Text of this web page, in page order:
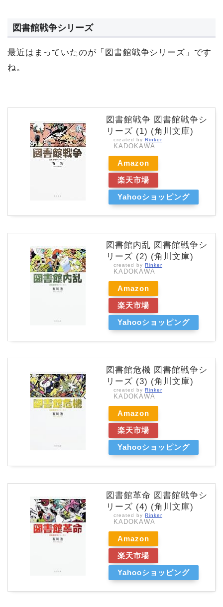
図書館戦争シリーズ
最近はまっていたのが「図書館戦争シリーズ」です
ね。
図書館戦争 図書館戦争シ
リーズ (1) (角川文庫)
created by Rinker
KADOKAWA
Amazon
楽天市場
Yahooショッピング
図書館内乱 図書館戦争シ
リーズ (2) (角川文庫)
created by Rinker
KADOKAWA
Amazon
楽天市場
Yahooショッピング
図書館危機 図書館戦争シ
リーズ (3) (角川文庫)
created by Rinker
KADOKAWA
Amazon
楽天市場
Yahooショッピング
図書館革命 図書館戦争シ
リーズ (4) (角川文庫)
created by Rinker
KADOKAWA
Amazon
楽天市場
Yahooショッピング